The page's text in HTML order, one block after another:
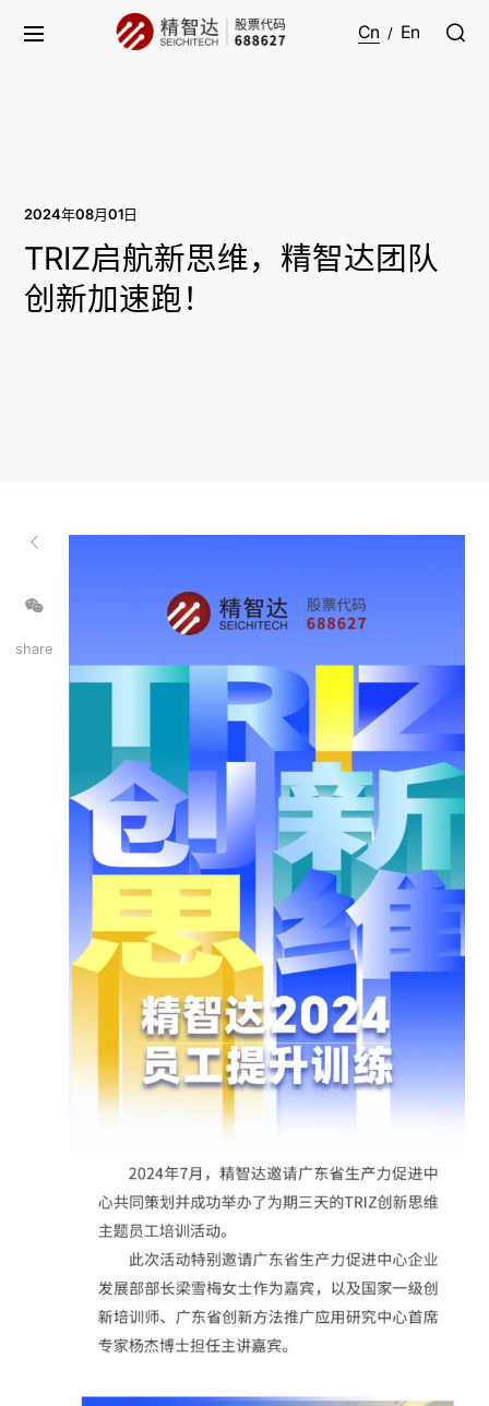
Cn / En
2024年08月01日
TRIZ启航新思维，精智达团队
创新加速跑！
share